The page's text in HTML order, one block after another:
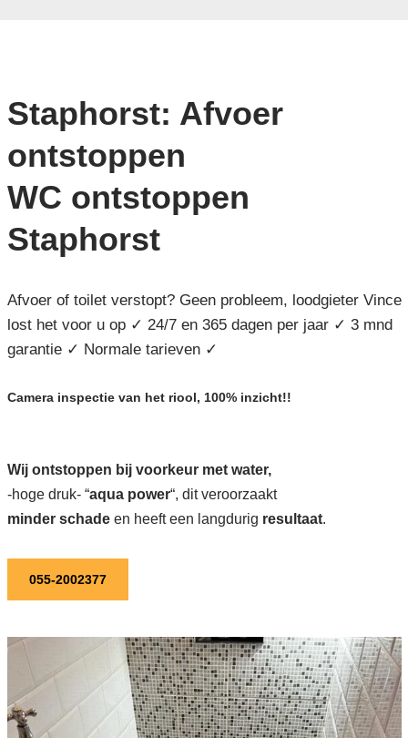
Staphorst: Afvoer
ontstoppen
WC ontstoppen
Staphorst
Afvoer of toilet verstopt? Geen probleem, loodgieter Vince
lost het voor u op ✓ 24/7 en 365 dagen per jaar ✓ 3 mnd
garantie ✓ Normale tarieven ✓
Camera inspectie van het riool, 100% inzicht!!
Wij ontstoppen bij voorkeur met water,
-hoge druk- “aqua power“, dit veroorzaakt
minder schadeen heeft een langdurig resultaat.
055-2002377